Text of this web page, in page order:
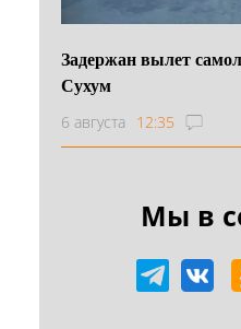
Задержан вылет
Сухум
6 августа 12:35
Мы в